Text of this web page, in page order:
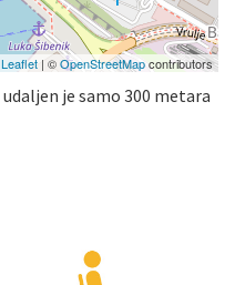
Leaflet | ©OpenStreetMapcontributors
udaljen je samo 300 metara